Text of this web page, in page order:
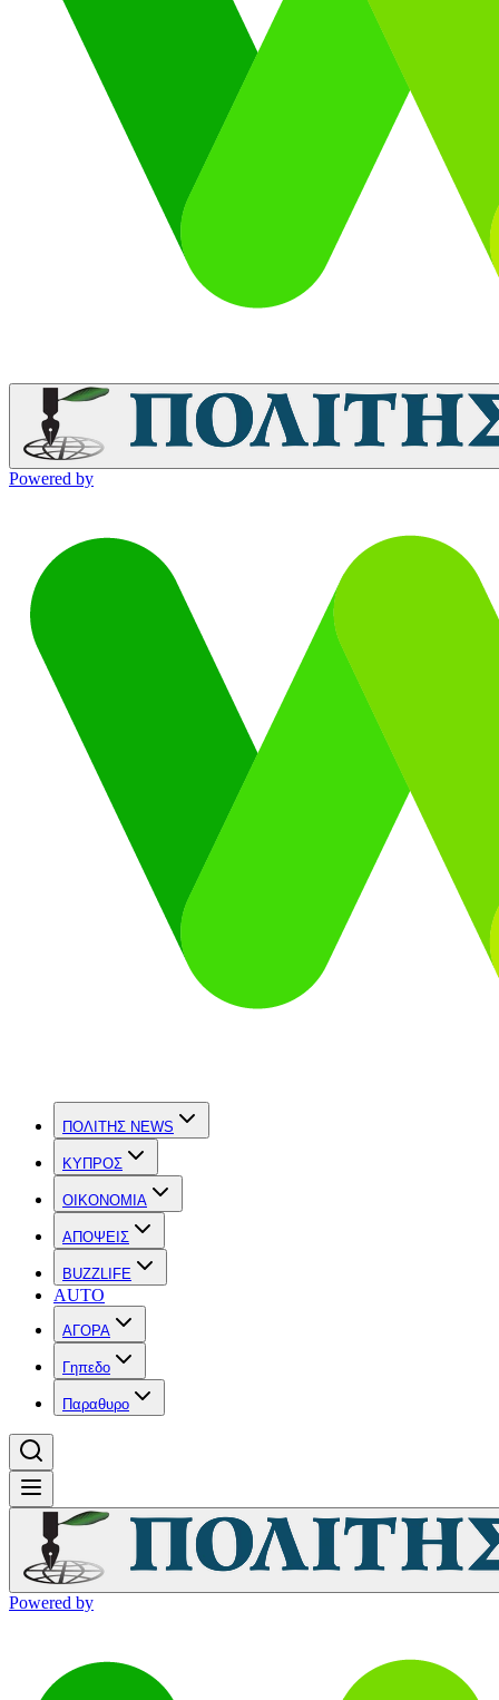
Powered by
ΠΟΛΙΤΗΣ NEWS
ΚΥΠΡΟΣ
OIKONOMIA
ΑΠΟΨΕΙΣ
BUZZLIFE
AUTO
ΑΓΟΡΑ
Γηπεδο
Παραθυρο
Powered by